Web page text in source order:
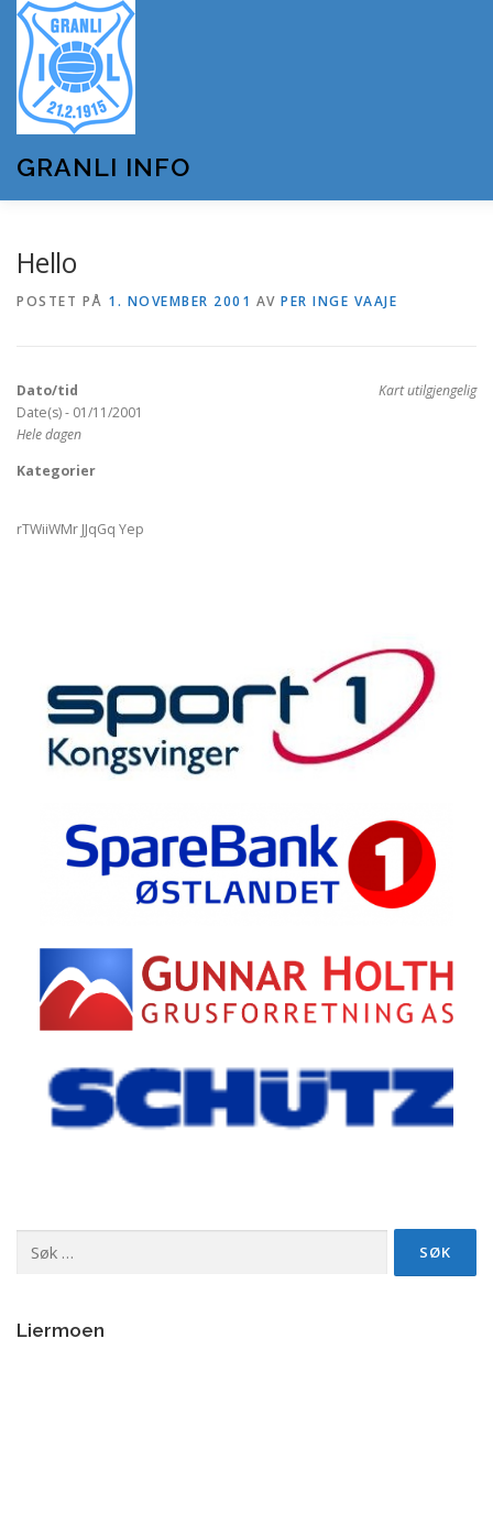
innhold
GRANLI INFO
OM GRANLI INFO
Hello
POSTET PÅ 1. NOVEMBER 2001 AV PER INGE VAAJE
Kart utilgjengelig
Dato/tid
Date(s) - 01/11/2001
Hele dagen
Kategorier
rTWiiWMr JJqGq Yep
etter:
Liermoen